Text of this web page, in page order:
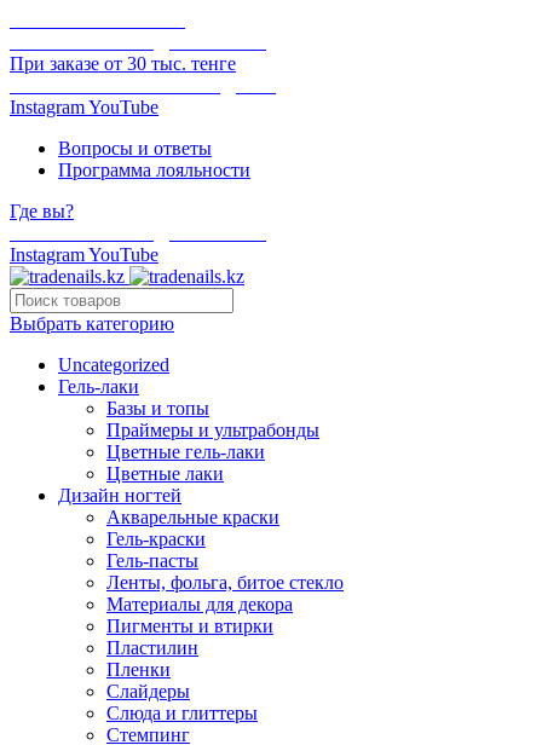
При заказе от 30 тыс. тенге
InstagramYouTube
Вопросы и ответы
Программа лояльности
Где вы?
InstagramYouTube
Выбрать категорию
Uncategorized
Гель-лаки
Базы и топы
Праймеры и ультрабонды
Цветные гель-лаки
Цветные лаки
Дизайн ногтей
Акварельные краски
Гель-краски
Гель-пасты
Ленты, фольга, битое стекло
Материалы для декора
Пигменты и втирки
Пластилин
Пленки
Слайдеры
Слюда и глиттеры
Стемпинг